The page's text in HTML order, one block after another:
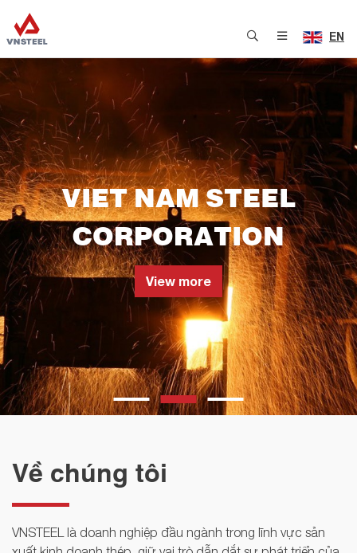
EN
VIET NAM STEEL
CORPORATION
View more
Về chúng tôi
VNSTEEL là doanh nghiệp đầu ngành trong lĩnh vực sản